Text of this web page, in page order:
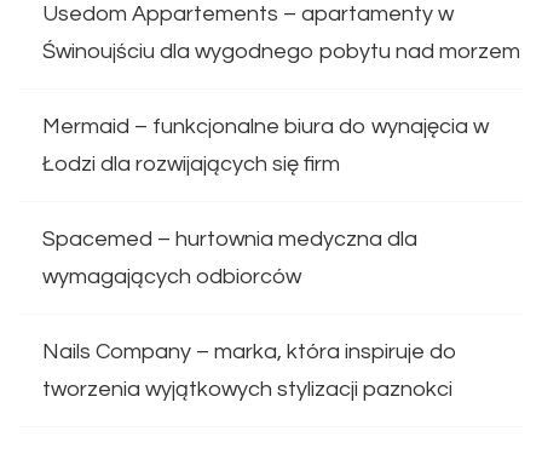
Usedom Appartements – apartamenty w
Świnoujściu dla wygodnego pobytu nad morzem
Mermaid – funkcjonalne biura do wynajęcia w
Łodzi dla rozwijających się firm
Spacemed – hurtownia medyczna dla
wymagających odbiorców
Nails Company – marka, która inspiruje do
tworzenia wyjątkowych stylizacji paznokci